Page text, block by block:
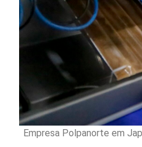
Empresa Polpanorte em